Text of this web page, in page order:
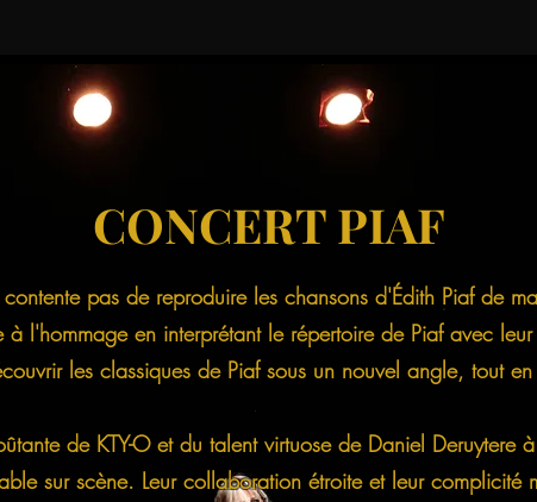
CONCERT PIAF
pas de reproduire les chansons d'Édith Piaf de
l'hommage en interprétant le répertoire de Piaf avec
les classiques de Piaf sous un nouvel angle, tout
de KTY-O et du talent virtuose de Daniel
sur scène. Leur collaboration étroite et leur complicité